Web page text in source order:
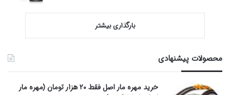
بارگذاری بیشتر
محصولات پیشنهادی
خرید مهره مار اصل فقط ۲۰ هزار تومان (مهره مار